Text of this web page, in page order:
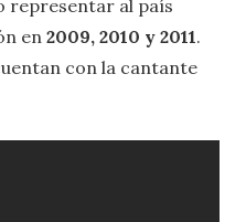
representar al país
en2009, 2010 y 2011.
con la cantante